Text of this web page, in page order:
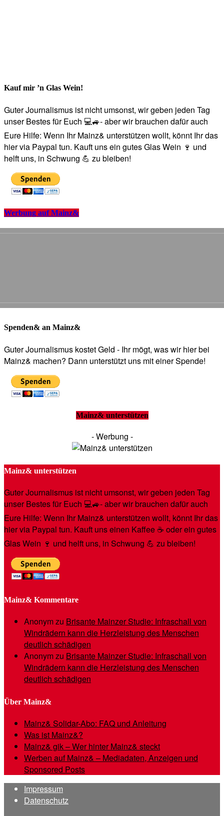
Kauf mir ’n Glas Wein!
Guter Journalismus ist nicht umsonst, wir geben jeden Tag
unser Bestes für Euch 💻🚙- aber wir brauchen dafür auch
Eure Hilfe: Wenn Ihr Mainz& unterstützen wollt, könnt Ihr das
hier via Paypal tun. Kauft uns ein gutes Glas Wein 🍷 und
helft uns, in Schwung 💪 zu bleiben!
Werbung auf Mainz&
Spenden& an Mainz&
Guter Journalismus kostet Geld - Ihr mögt, was wir hier bei
Mainz& machen? Dann unterstützt uns mit einer Spende!
Mainz& unterstützen
- Werbung -
Mainz& unterstützen
Guter Journalismus ist nicht umsonst, wir geben jeden Tag
unser Bestes für Euch 💻🚙- aber wir brauchen dafür auch
Eure Hilfe: Wenn Ihr Mainz& unterstützen wollt, könnt Ihr das
hier via Paypal tun. Kauft uns einen Kaffee ☕️ oder ein gutes
Glas Wein 🍷 und helft uns, in Schwung 💪 zu bleiben!
Mainz& Kommentare
Anonymzu Brisante Mainzer Studie: Infraschall von
Windrädern kann die Herzleistung des Menschen
deutlich schädigen
Anonymzu Brisante Mainzer Studie: Infraschall von
Windrädern kann die Herzleistung des Menschen
deutlich schädigen
Über Mainz&
Mainz& Solidar-Abo: FAQ und Anleitung
Was ist Mainz&?
Mainz& gik – Wer hinter Mainz& steckt
Werben auf Mainz& – Mediadaten, Anzeigen und
Sponsored Posts
Impressum
Datenschutz